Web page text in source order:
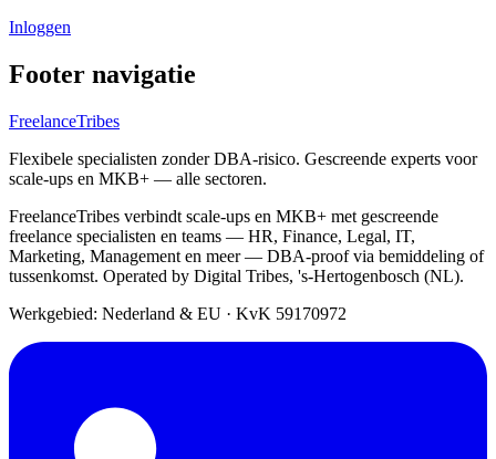
Inloggen
Footer navigatie
FreelanceTribes
Flexibele specialisten zonder DBA-risico. Gescreende experts voor
scale-ups en MKB+ — alle sectoren.
FreelanceTribes verbindt scale-ups en MKB+ met gescreende
freelance specialisten en teams — HR, Finance, Legal, IT,
Marketing, Management en meer — DBA-proof via bemiddeling of
tussenkomst. Operated by Digital Tribes, 's-Hertogenbosch (NL).
Werkgebied: Nederland & EU · KvK 59170972